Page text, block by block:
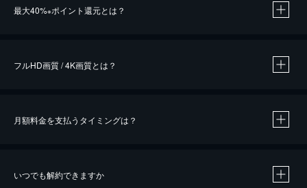
最大40%※ポイント還元とは？
※40％ポイント還元の対象は、クレジットカード決済による作品の購入 / レンタルです。
フルHD画質 / 4K画質とは？
月額料金を支払うタイミングは？
いつでも解約できますか